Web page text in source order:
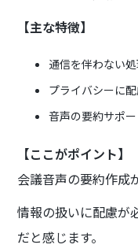
【主な特徴】
通信を伴わない処
プライバシーに
音声の要約サポー
【ここがポイント】
会議音声の要約作成
情報の扱いに配慮が
だと感じます。